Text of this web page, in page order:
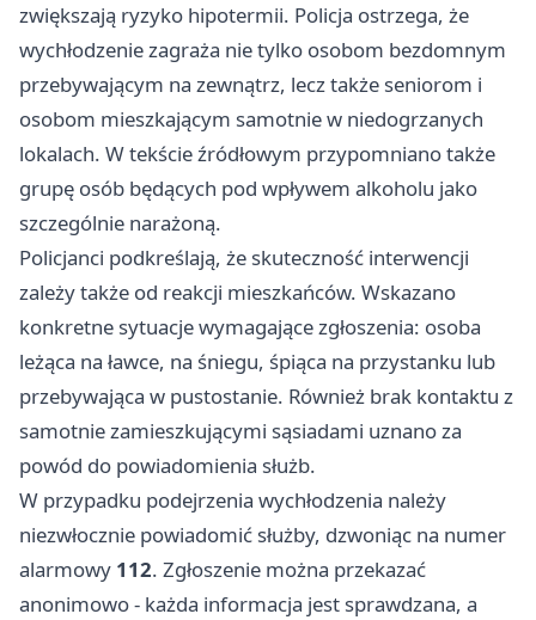
zwiększają ryzyko hipotermii. Policja ostrzega, że
wychłodzenie zagraża nie tylko osobom bezdomnym
przebywającym na zewnątrz, lecz także seniorom i
osobom mieszkającym samotnie w niedogrzanych
lokalach. W tekście źródłowym przypomniano także
grupę osób będących pod wpływem alkoholu jako
szczególnie narażoną.
Policjanci podkreślają, że skuteczność interwencji
zależy także od reakcji mieszkańców. Wskazano
konkretne sytuacje wymagające zgłoszenia: osoba
leżąca na ławce, na śniegu, śpiąca na przystanku lub
przebywająca w pustostanie. Również brak kontaktu z
samotnie zamieszkującymi sąsiadami uznano za
powód do powiadomienia służb.
W przypadku podejrzenia wychłodzenia należy
niezwłocznie powiadomić służby, dzwoniąc na numer
alarmowy 112. Zgłoszenie można przekazać
anonimowo - każda informacja jest sprawdzana, a